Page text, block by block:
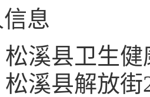
息
松溪县卫生健
松溪县解放街